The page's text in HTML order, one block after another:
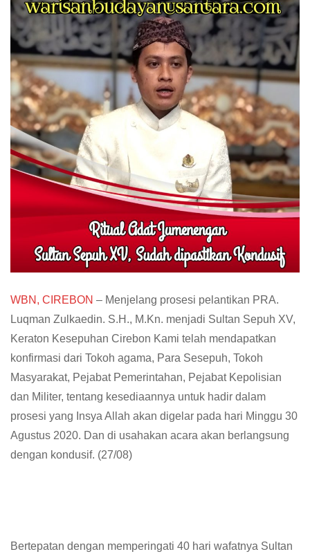
WBN, CIREBON – Menjelang prosesi pelantikan PRA.
Luqman Zulkaedin. S.H., M.Kn. menjadi Sultan Sepuh XV,
Keraton Kesepuhan Cirebon Kami telah mendapatkan
konfirmasi dari Tokoh agama, Para Sesepuh, Tokoh
Masyarakat, Pejabat Pemerintahan, Pejabat Kepolisian
dan Militer, tentang kesediaannya untuk hadir dalam
prosesi yang Insya Allah akan digelar pada hari Minggu 30
Agustus 2020. Dan di usahakan acara akan berlangsung
dengan kondusif. (27/08)
Bertepatan dengan memperingati 40 hari wafatnya Sultan